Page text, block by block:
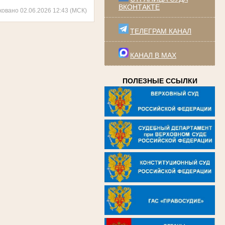
ВКОНТАКТЕ
ТЕЛЕГРАМ КАНАЛ
КАНАЛ В MAX
ПОЛЕЗНЫЕ ССЫЛКИ
02.06.2026 12:43 (МСК)